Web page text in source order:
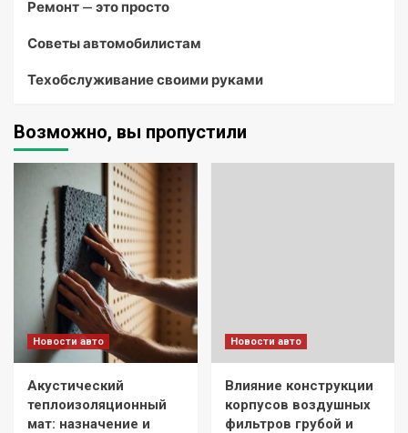
Ремонт — это просто
Советы автомобилистам
Техобслуживание своими руками
Возможно, вы пропустили
Новости авто
Акустический
теплоизоляционный
мат: назначение и
Новости авто
Влияние конструкции
корпусов воздушных
фильтров грубой и